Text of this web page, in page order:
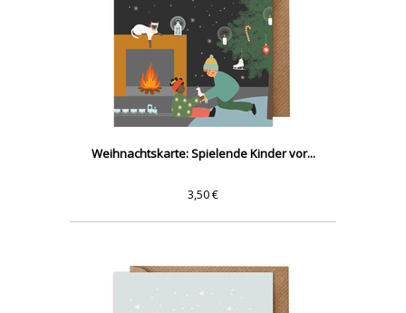
Weihnachtskarte: Spielende Kinder vor...
3,50 €